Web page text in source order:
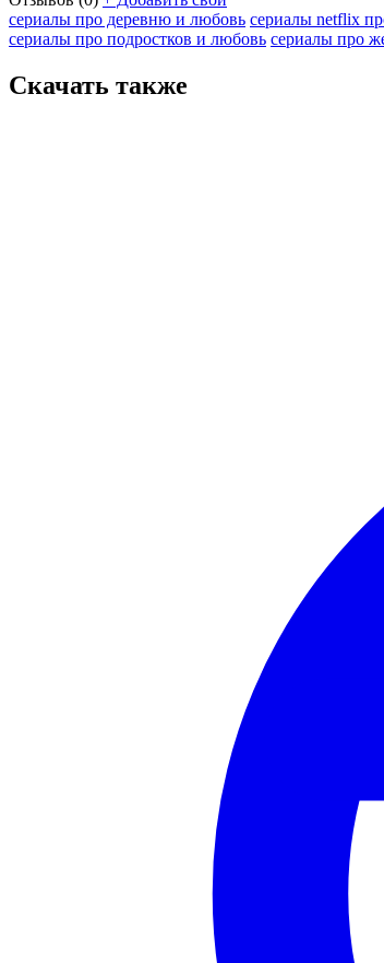
сериалы про деревню и любовь сериалы netflix
сериалы про подростков и любовь сериалы про
Скачать также